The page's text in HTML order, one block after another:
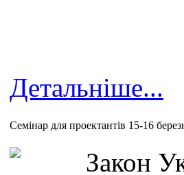
Детальніше...
Семінар для проектантів 15-16
Закон